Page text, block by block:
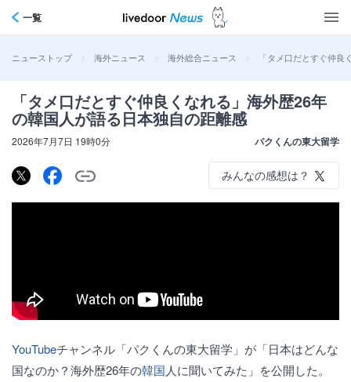
一覧
ニューストップ > 海外ニュース > 海外総合ニュース > 「タメ口だとすぐ仲
「タメ口だとすぐ仲良くなれる」海外歴26年
の韓国人が語る日本独自の距離感
2026年7月7日 19時0分 パクくんの東大留学
みんなの感想は？
YouTubeチャンネル「パクくんの東大留学」が「日本はどんな
国なのか？海外歴26年の韓国人に聞いてみた」を公開した。